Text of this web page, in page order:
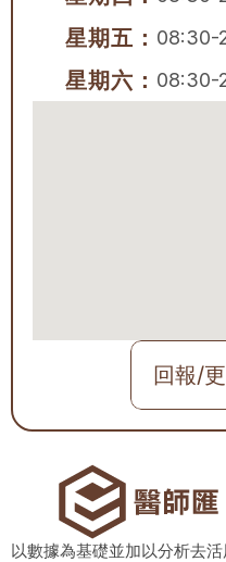
星期五： 08:30-
星期六： 08:30-
回報/
以數據為基礎並加以分析去